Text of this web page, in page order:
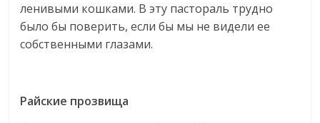
ленивыми кошками. В эту пастораль трудно
было бы поверить, если бы мы не видели ее
собственными глазами.
Райские прозвища